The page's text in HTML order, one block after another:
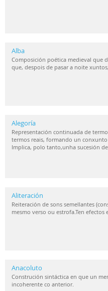
Alba
Composición poética medieval que
que, despois de pasar a noite
Alegoría
Representación continuada de
termos reais, formando un
Implica, polo tanto,unha sucesión
Aliteración
Reiteración de sons semellantes
mesmo verso ou estrofa.Ten
Anacoluto
Construción sintáctica en que un
incoherente co anterior.